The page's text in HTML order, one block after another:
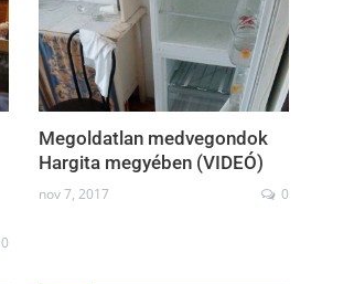
0
Megoldatlan medvegondok
Hargita megyében (VIDEÓ)
nov 7, 2017 0